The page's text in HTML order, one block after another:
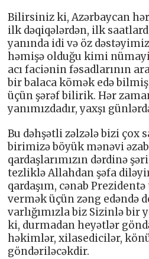
Bilirsiniz ki, Azərbaycan
ilk dəqiqələrdən, ilk
yanında idi və öz
həmişə olduğu kimi
acı faciənin fəsadlarının
bir balaca kömək edə
üçün şərəf bilirik. Hər
yanımızdadır, yaxşı
Bu dəhşətli zəlzələ bizi çox
birimizə böyük mənəvi
qardaşlarımızın dərdinə
tezliklə Allahdan şəfa
qardaşım, cənab
vermək üçün zəng edəndə
varlığımızla biz Sizinlə bir
ki, durmadan heyətlər
həkimlər, xilasedicilər,
göndəriləcəkdir.